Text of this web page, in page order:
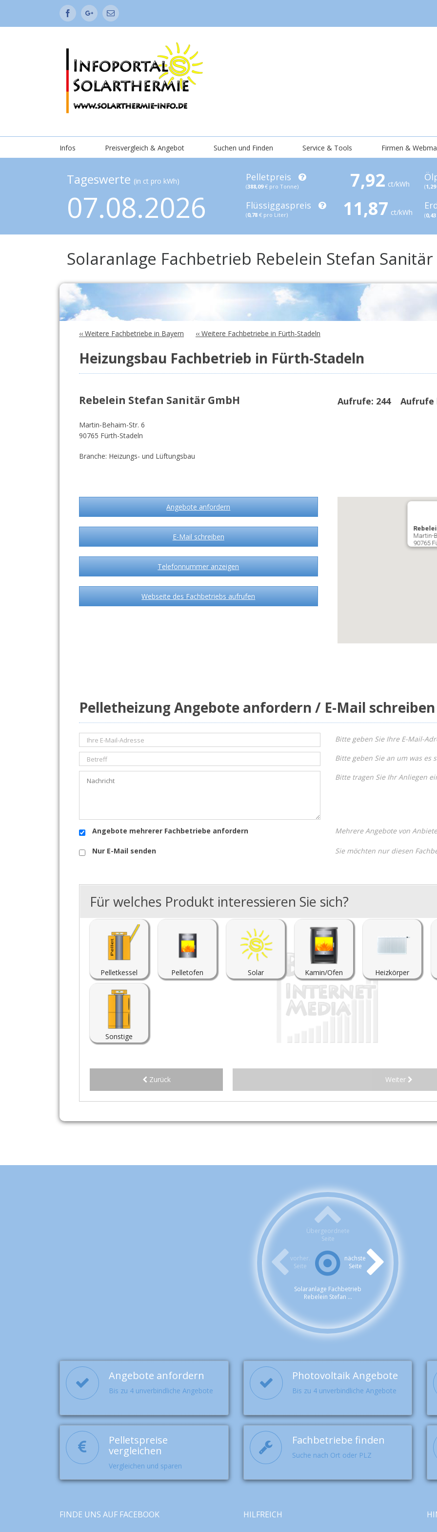
FacebookGoogle+Email
Infos Preisvergleich & Angebot Suchen und Finden Service & Tools Firmen &
Tageswerte (in ct pro kWh)
07.08.2026
Pelletpreis
(388,09€ pro Tonne) 7,92 ct/kWh (1,29
Flüssiggaspreis
(0,78€ pro Liter) 11,87 ct/kWh (0,43
Solaranlage Fachbetrieb Rebelein Stefan Sanitär
‹‹ Weitere Fachbetriebe in Bayern ‹‹ Weitere Fachbetriebe in Fürth-Stadeln
Heizungsbau Fachbetrieb in Fürth-Stadeln
Rebelein Stefan Sanitär GmbH
Martin-Behaim-Str. 6
90765 Fürth-Stadeln
Branche: Heizungs- und Lüftungsbau
Aufrufe: 244Aufrufe
Angebote anfordern
E-Mail schreiben
Telefonnummer anzeigen
Webseite des Fachbetriebs aufrufen
Martin-
90765
Pelletheizung Angebote anfordern / E-Mail schreiben
Bitte geben Sie Ihre E-Mail-
Bitte geben Sie an um was es
Bitte tragen Sie Ihr Anliegen
Angebote mehrerer Fachbetriebe anfordern Mehrere Angebote von
Nur E-Mail senden Sie möchten nur diesen
Für welches Produkt interessieren Sie sich?
Pelletkessel Pelletofen Solar Kamin/Ofen Heizkörper
Sonstige
Zurück Weiter
Übergeordnete
Seite
vorher.
Seite
nächste
Seite
Solaranlage Fachbetrieb
Rebelein Stefan ...
Angebote anfordern
Bis zu 4 unverbindliche Angebote
Photovoltaik Angebote
Bis zu 4 unverbindliche Angebote
Pelletspreise
vergleichen
Vergleichen und sparen
Fachbetriebe finden
Suche nach Ort oder PLZ
FINDE UNS AUF FACEBOOK HILFREICH